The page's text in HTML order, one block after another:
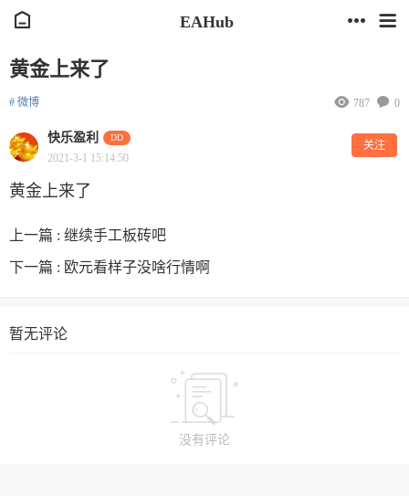
EAHub
黄金上来了
# 微博 0
787
快乐盈利 DD
2021-3-1 15:14:50
关注
黄金上来了
上一篇 : 继续手工板砖吧
下一篇 : 欧元看样子没啥行情啊
暂无评论
没有评论